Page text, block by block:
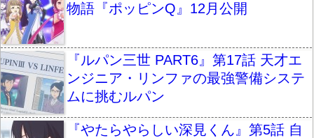
物語『ポッピンQ』12月公開
『ルパン三世 PART6』第17話 天才エ
ンジニア・リンファの最強警備システ
ムに挑むルパン
『やたらやらしい深見くん』第5話 自